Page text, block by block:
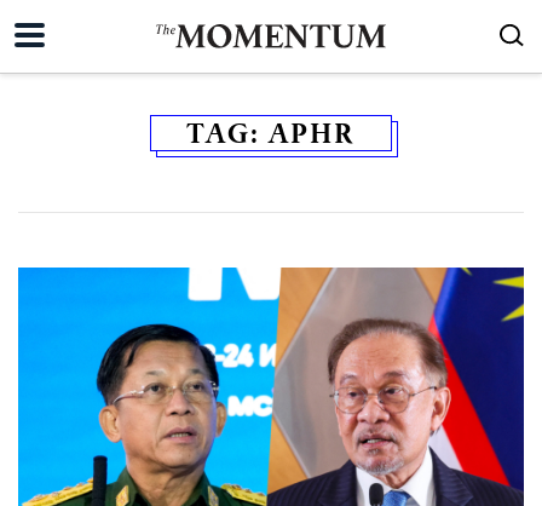
TAG:APHR